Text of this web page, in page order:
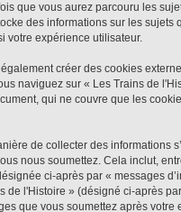
que vous aurez parcouru les
des informations sur les sujets
votre expérience utilisateur.
créer des cookies
naviguez sur « Les Trains de
qui ne couvre que les
de collecter des informations
nous soumettez. Cela inclut,
ci-après par « messages
de l'Histoire » (désigné ci-après
que vous soumettez après votre